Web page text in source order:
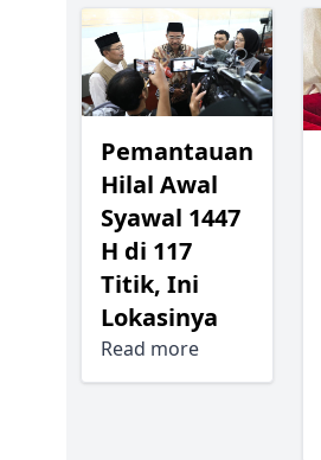
Pemantauan
Hilal Awal
Syawal 1447
H di 117
Titik, Ini
Lokasinya
Read more